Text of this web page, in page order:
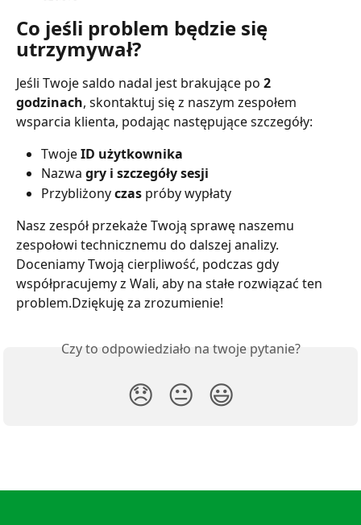
Co jeśli problem będzie się
utrzymywał?
Jeśli Twoje saldo nadal jest brakujące po 2
godzinach, skontaktuj się z naszym zespołem
wsparcia klienta, podając następujące szczegóły:
Twoje ID użytkownika
Nazwa gry i szczegóły sesji
Przybliżony czas próby wypłaty
Nasz zespół przekaże Twoją sprawę naszemu
zespołowi technicznemu do dalszej analizy.
Doceniamy Twoją cierpliwość, podczas gdy
współpracujemy z Wali, aby na stałe rozwiązać ten
problem.Dziękuję za zrozumienie!
Czy to odpowiedziało na twoje pytanie?
😞 😐 😃